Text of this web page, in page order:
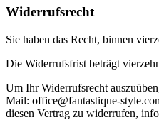
Widerrufsrecht
Sie haben das Recht, binnen
Die Widerrufsfrist beträgt
Um Ihr Widerrufsrecht
Mail: office@fantastique-
diesen Vertrag zu widerrufen,